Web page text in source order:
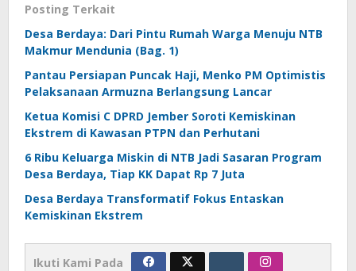
Posting Terkait
Desa Berdaya: Dari Pintu Rumah Warga Menuju NTB
Makmur Mendunia (Bag. 1)
Pantau Persiapan Puncak Haji, Menko PM Optimistis
Pelaksanaan Armuzna Berlangsung Lancar
Ketua Komisi C DPRD Jember Soroti Kemiskinan
Ekstrem di Kawasan PTPN dan Perhutani
6 Ribu Keluarga Miskin di NTB Jadi Sasaran Program
Desa Berdaya, Tiap KK Dapat Rp 7 Juta
Desa Berdaya Transformatif Fokus Entaskan
Kemiskinan Ekstrem
Ikuti Kami Pada